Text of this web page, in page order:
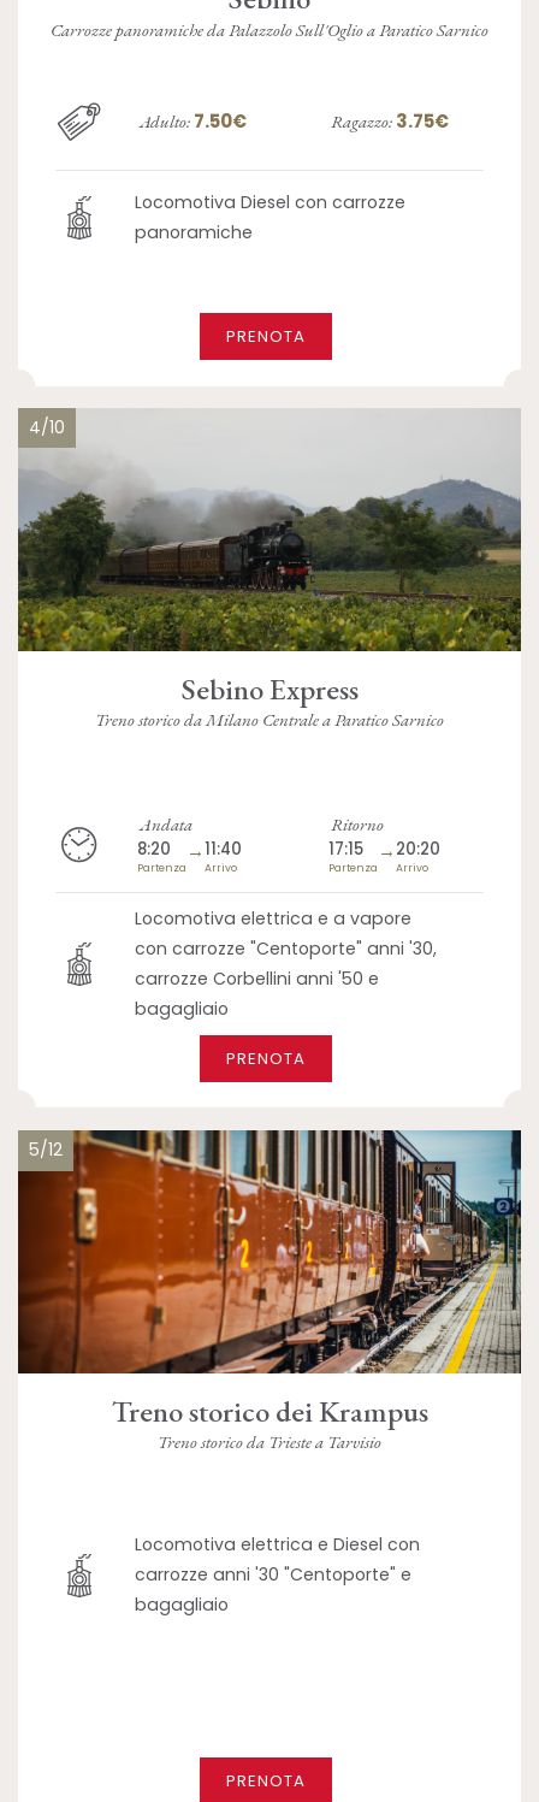
Carrozze panoramiche da Palazzolo Sull'Oglio a Paratico Sarnico
Adulto: 7.50€ Ragazzo: 3.75€
Locomotiva Diesel con carrozze
panoramiche
PRENOTA
4/10
Sebino Express
Treno storico da Milano Centrale a Paratico Sarnico
Andata
8:20
Partenza
→11:40
Arrivo
Ritorno
17:15
Partenza
→ 20:20
Arrivo
Locomotiva elettrica e a vapore
con carrozze "Centoporte" anni '30,
carrozze Corbellini anni '50 e
bagagliaio
PRENOTA
5/12
Treno storico dei Krampus
Treno storico da Trieste a Tarvisio
Locomotiva elettrica e Diesel con
carrozze anni '30 "Centoporte" e
bagagliaio
PRENOTA